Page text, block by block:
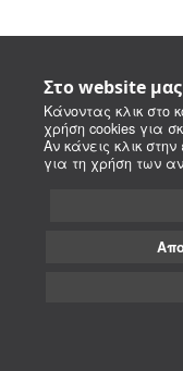
Στο website
Κάνοντας κλικ στο
χρήση cookies για
Αν κάνεις κλικ
για τη χρήση των